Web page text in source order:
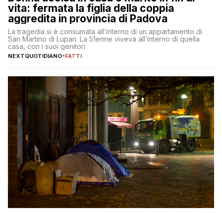
vita: fermata la figlia della coppia
aggredita in provincia di Padova
La tragedia si è consumata all’interno di un appartamento di
San Martino di Lupari. La 51enne viveva all’interno di quella
casa, con i suoi genitori
NEXTQUOTIDIANO-FATTI